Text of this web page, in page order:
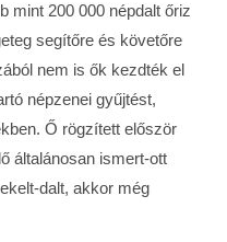
mint 200 000 népdalt őriz
segítőre és követőre
nem is ők kezdték el
népzenei gyűjtést,
Ő rögzített először
általánosan ismert-ott
dalt, akkor még